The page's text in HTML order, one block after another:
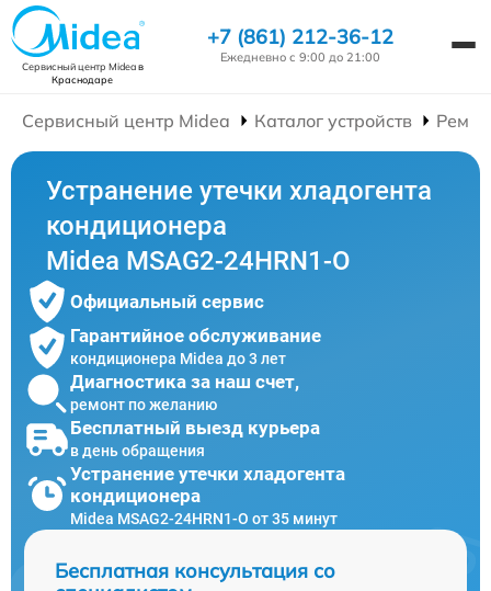
Сервисный центр Mideaв
Краснодаре
+7 (861) 212-36-12
Ежедневно с 9:00 до 21:00
Сервисный центр Midea Каталог устройств
Устранение утечки хладогента
кондиционера
Midea MSAG2-24HRN1-O
Официальный сервис
Гарантийное обслуживание
кондиционера Midea до 3 лет
Диагностика за наш счет,
ремонт по желанию
Бесплатный выезд курьера
в день обращения
Устранение утечки хладогента
кондиционера
Midea MSAG2-24HRN1-O от 35 минут
Бесплатная консультация со